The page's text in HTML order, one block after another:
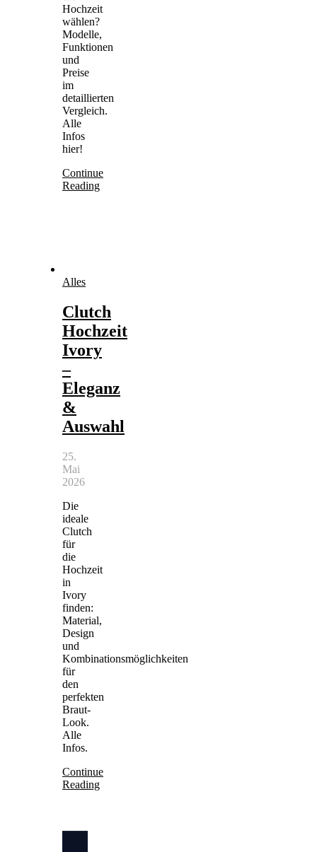
Hochzeit
wählen?
Modelle,
Funktionen
und
Preise
im
detaillierten
Vergleich.
Alle
Infos
hier!
Continue
Reading
Alles
Clutch
Hochzeit
Ivory
–
Eleganz
&
Auswahl
25.
Mai
2026
Die
ideale
Clutch
für
die
Hochzeit
in
Ivory
finden:
Material,
Design
und
Kombinationsmöglichkeiten
für
den
perfekten
Braut-
Look.
Alle
Infos.
Continue
Reading